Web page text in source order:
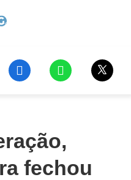
fechou